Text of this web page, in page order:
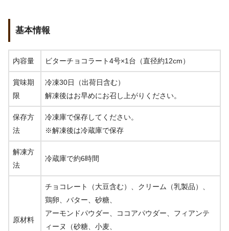
基本情報
内容量 ビターチョコラート4号×1台（直径約12cm）
賞味期
限
冷凍30日（出荷日含む）
解凍後はお早めにお召し上がりください。
保存方
法
冷凍庫で保存してください。
※解凍後は冷蔵庫で保存
解凍方
法
冷蔵庫で約6時間
原材料
チョコレート（大豆含む）、クリーム（乳製品）、
鶏卵、バター、砂糖、
アーモンドパウダー、ココアパウダー、フィアンテ
ィーヌ（砂糖、小麦、